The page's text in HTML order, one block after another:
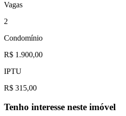
Vagas
2
Condomínio
R$ 1.900,00
IPTU
R$ 315,00
Tenho interesse neste imóvel